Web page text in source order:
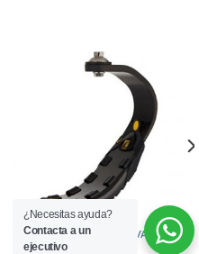
PRÓTESIS DEPORTIVAS
¿Necesitas ayuda?
Contacta a un
ejecutivo